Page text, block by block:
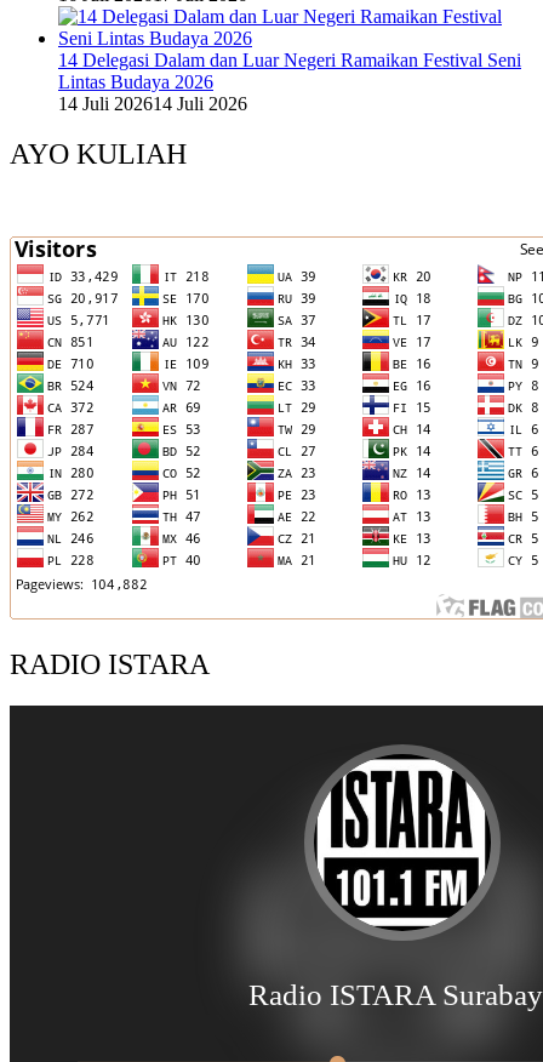
14 Delegasi Dalam dan Luar Negeri Ramaikan Festival Seni
Lintas Budaya 2026
14 Juli 202614 Juli 2026
AYO KULIAH
RADIO ISTARA